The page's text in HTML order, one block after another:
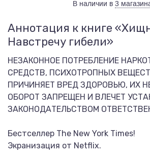
В наличии в 3
Аннотация к книге
Навстречу гибели»
НЕЗАКОННОЕ ПОТРЕБЛЕНИЕ
СРЕДСТВ, ПСИХОТРОПНЫХ
ПРИЧИНЯЕТ ВРЕД ЗДОРОВЬЮ, ИХ
ОБОРОТ ЗАПРЕЩЕН И ВЛЕЧЕТ
ЗАКОНОДАТЕЛЬСТВОМ
Бестселлер The New York Times!
Экранизация от Netflix.